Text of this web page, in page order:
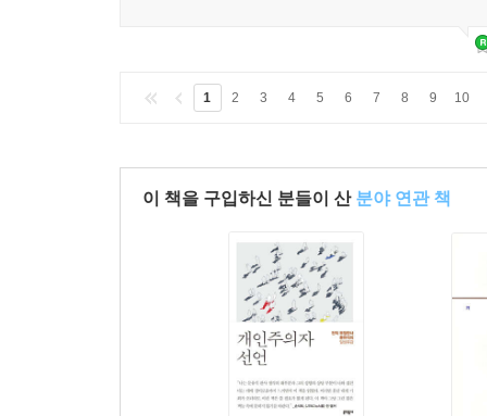
1 2 3 4 5 6 7 8 9 10
이 책을 구입하신 분들이 산 분야 연관 책